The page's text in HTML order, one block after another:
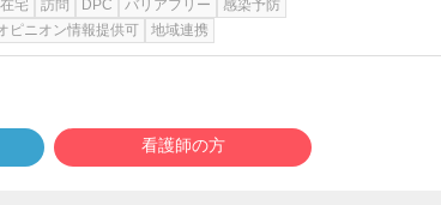
在宅 訪問 DPC バリアフリー
感染予防
ピニオン情報提供可 地域連携
看護師の方